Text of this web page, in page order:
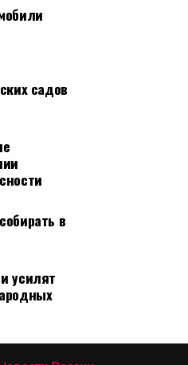
серьёзного
правильное –
проведёт
и назначит
Но когда мы хотим
то используем
способ – принимаем
Чаще всего это хорошо
анальгин,
Однако при выборе
что, подавляя болевой
другие проблемы –
получить иные
большинство
препаратов
что увеличивает
садов
в
усилят